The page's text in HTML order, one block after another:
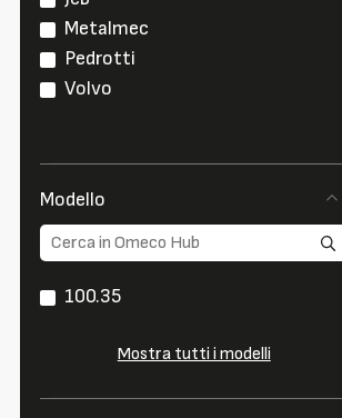
Metalmec
Pedrotti
Volvo
Modello
100.35
Mostra tutti i modelli